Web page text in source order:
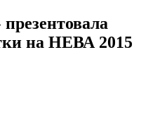
на НЕВА 2015